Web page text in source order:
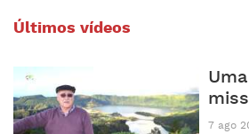
Últimos vídeos
7 ago